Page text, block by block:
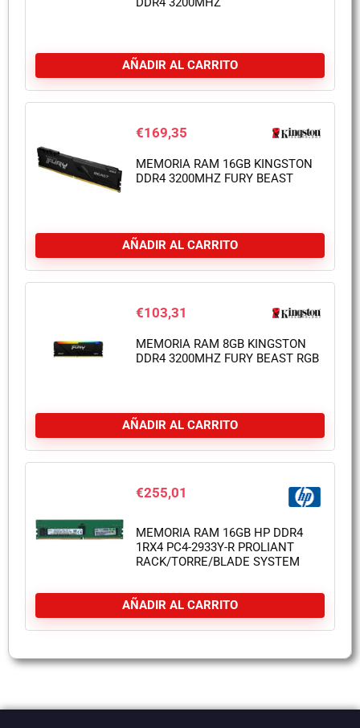
AÑADIR AL CARRITO
€169,35
MEMORIA RAM 16GB KINGSTON
DDR4 3200MHZ FURY BEAST
AÑADIR AL CARRITO
€103,31
MEMORIA RAM 8GB KINGSTON
DDR4 3200MHZ FURY BEAST RGB
AÑADIR AL CARRITO
€255,01
MEMORIA RAM 16GB HP DDR4
1RX4 PC4-2933Y-R PROLIANT
RACK/TORRE/BLADE SYSTEM
AÑADIR AL CARRITO